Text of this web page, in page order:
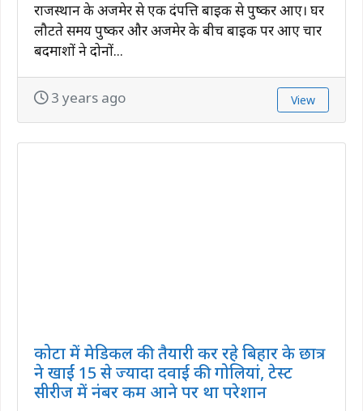
राजस्थान के अजमेर से एक दंपत्ति बाइक से पुष्कर आए। घर
लौटते समय पुष्कर और अजमेर के बीच बाइक पर आए चार
बदमाशों ने दोनों...
3 years ago View
कोटा में मेडिकल की तैयारी कर रहे बिहार के छात्र
ने खाईं 15 से ज्यादा दवाई की गोलियां, टेस्ट
सीरीज में नंबर कम आने पर था परेशान